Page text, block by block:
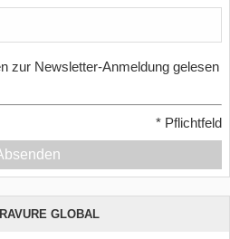
zur Newsletter-Anmeldung gelesen
* Pflichtfeld
GLOBAL